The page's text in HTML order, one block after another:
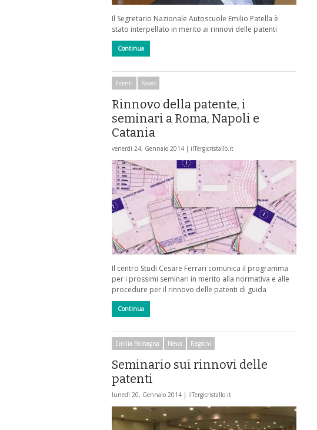
Il Segretario Nazionale Autoscuole Emilio Patella è
stato interpellato in merito ai rinnovi delle patenti
Continua
Eventi News
Rinnovo della patente, i
seminari a Roma, Napoli e
Catania
venerdì 24, Gennaio 2014 | ilTergicristallo.it
Il centro Studi Cesare Ferrari comunica il programma
per i prossimi seminari in merito alla normativa e alle
procedure per il rinnovo delle patenti di guida
Continua
Emilia Romagna News Regioni
Seminario sui rinnovi delle
patenti
lunedì 20, Gennaio 2014 | ilTergicristallo.it